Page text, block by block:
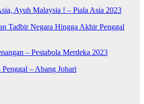
Ayuh Malaysia ! – Piala Asia 2023
Tadbir Negara Hingga Akhir Penggal
– Pestabola Merdeka 2023
– Abang Johari